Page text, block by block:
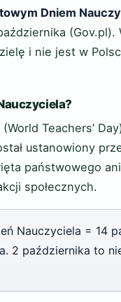
Dniem
(Gov.pl).
i nie jest w
Teachers’
ustanowiony
państwowego
społecznych.
Nauczyciela = 14
2 października to